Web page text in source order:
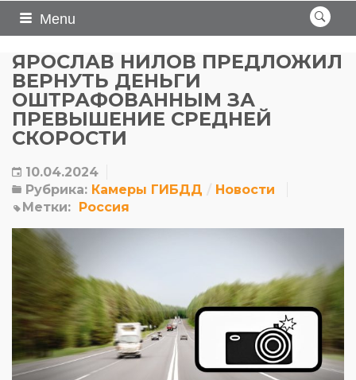
Menu
ЯРОСЛАВ НИЛОВ ПРЕДЛОЖИЛ
ВЕРНУТЬ ДЕНЬГИ
ОШТРАФОВАННЫМ ЗА
ПРЕВЫШЕНИЕ СРЕДНЕЙ
СКОРОСТИ
10.04.2024
Рубрика: Камеры ГИБДД
Новости
Метки: Россия